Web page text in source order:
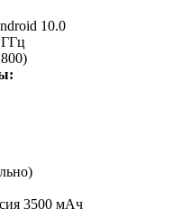
10.0
3500 мАч